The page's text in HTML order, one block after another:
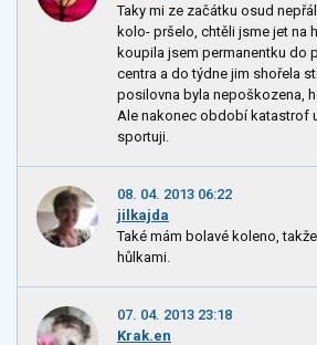
Taky mi ze začátku osud
kolo- pršelo, chtěli jsme jet na
koupila jsem permanentku do
centra a do týdne jim shořela
posilovna byla nepoškozena,
Ale nakonec období katastrof
sportuji.
08. 04. 2013 06:22
jilkajda
Také mám bolavé koleno,
hůlkami.
07. 04. 2013 23:18
Krak.en